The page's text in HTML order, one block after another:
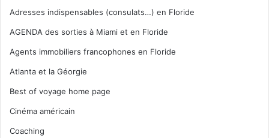
Adresses indispensables (consulats…) en Floride
AGENDA des sorties à Miami et en Floride
Agents immobiliers francophones en Floride
Atlanta et la Géorgie
Best of voyage home page
Cinéma américain
Coaching